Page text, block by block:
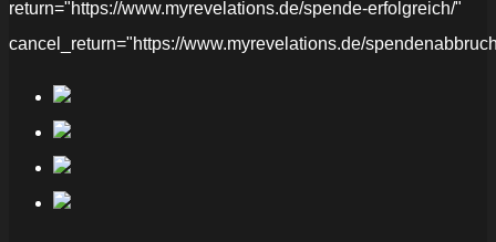
return="https://www.myrevelations.de/spende-erfolgreich/"
cancel_return="https://www.myrevelations.de/